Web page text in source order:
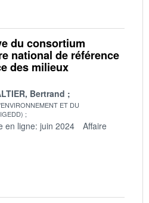
du consortium
national de référence
des milieux
Bertrand
ET DU
en ligne: juin 2024
Affaire